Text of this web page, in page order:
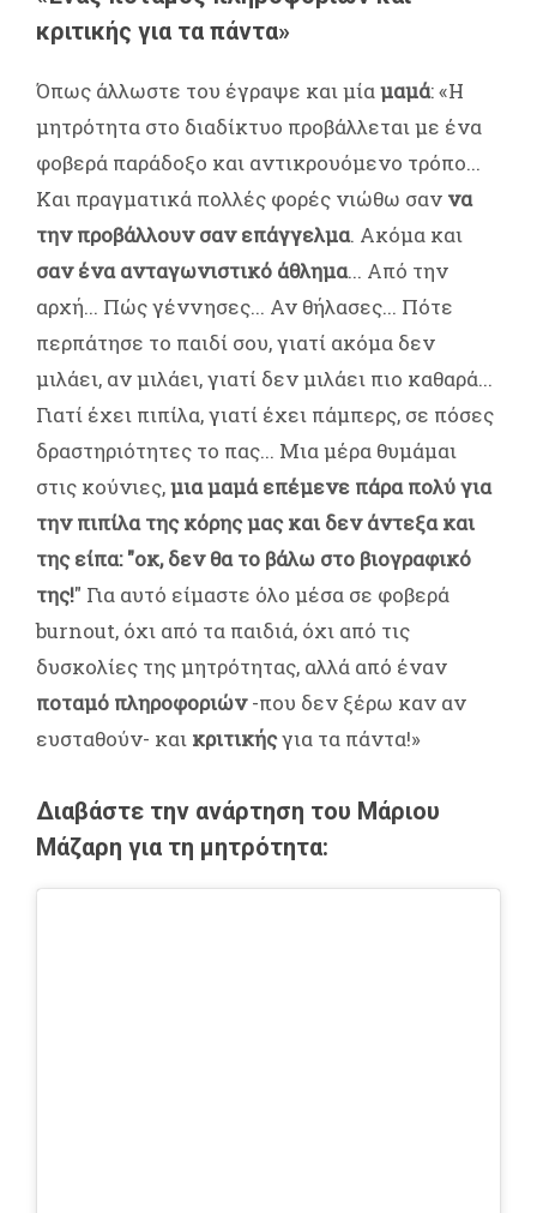
κριτικής για τα πάντα»
Όπως άλλωστε του έγραψε και μίαμαμά: «Η
μητρότητα στο διαδίκτυο προβάλλεται με ένα
φοβερά παράδοξο και αντικρουόμενο τρόπο...
Και πραγματικά πολλές φορές νιώθω σαν να
την προβάλλουν σαν επάγγελμα. Ακόμα και
σαν ένα ανταγωνιστικό άθλημα... Από την
αρχή... Πώς γέννησες... Αν θήλασες... Πότε
περπάτησε το παιδί σου, γιατί ακόμα δεν
μιλάει, αν μιλάει, γιατί δεν μιλάει πιο καθαρά...
Γιατί έχει πιπίλα, γιατί έχει πάμπερς, σε πόσες
δραστηριότητες το πας... Μια μέρα θυμάμαι
στις κούνιες,μια μαμά επέμενε πάρα πολύ για
την πιπίλα της κόρης μας και δεν άντεξα και
της είπα: "οκ, δεν θα το βάλω στο βιογραφικό
της!" Για αυτό είμαστε όλο μέσα σε φοβερά
burnout, όχι από τα παιδιά, όχι από τις
δυσκολίες της μητρότητας, αλλά από έναν
ποταμό πληροφοριών-που δεν ξέρω καν αν
ευσταθούν- και κριτικήςγια τα πάντα!»
Διαβάστε την ανάρτηση του Μάριου
Μάζαρη για τη μητρότητα: